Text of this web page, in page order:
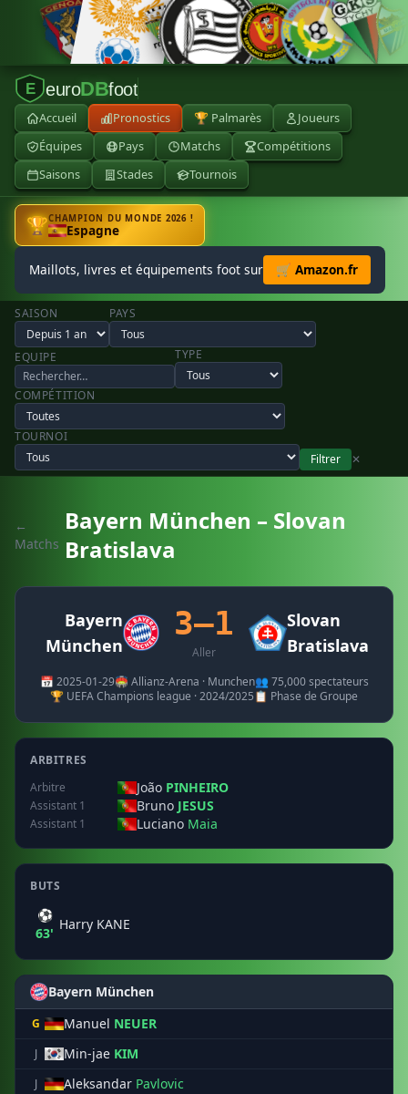
E euroDBfoot
Accueil Pronostics 🏆 Palmarès
Joueurs
Équipes
Pays Matchs
Compétitions
Saisons
Stades Tournois
🏆CHAMPION DU MONDE 2026 !
Espagne
Maillots, livres et équipements foot sur 🛒 Amazon.fr
SAISON PAYS
EQUIPE TYPE
COMPÉTITION
TOURNOI
Filtrer
✕
←
Matchs
Bayern München – Slovan
Bratislava
Bayern
München
3–1
Aller
Slovan
Bratislava
📅 2025-01-29🏟️ Allianz-Arena · Munchen👥 75,000 spectateurs
🏆 UEFA Champions league · 2024/2025📋 Phase de Groupe
ARBITRES
Arbitre
João PINHEIRO
Assistant 1 Bruno JESUS
Assistant 1 Luciano Maia
BUTS
⚽
63'
Harry KANE
Bayern München
G Manuel NEUER
J Min-jae KIM
J Aleksandar Pavlovic